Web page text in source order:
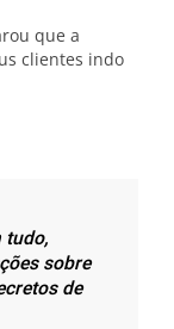
que a
clientes indo
tudo,
sobre
de